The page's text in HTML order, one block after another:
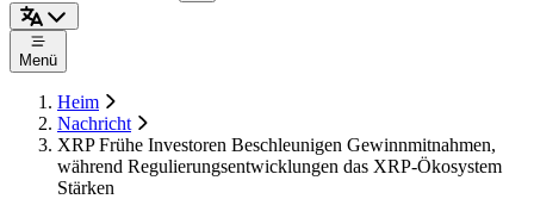
Menü
Heim
Nachricht
XRP Frühe Investoren Beschleunigen Gewinnmitnahmen,
während Regulierungsentwicklungen das XRP-Ökosystem
Stärken